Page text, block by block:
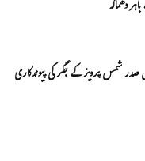
دھماکہ
صدر شمس پرویز کے جگر کی پیوندکاری